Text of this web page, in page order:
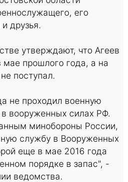
его
друзья.
утверждают, что Агеев
мае прошлого года, а на
поступал.
не проходил военную
в вооруженных силах РФ.
минобороны России,
службу в Вооруженных
еще в мае 2016 года
порядке в запас", -
ведомства.